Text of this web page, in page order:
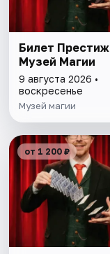
Билет Престиж
Музей Магии
9 августа 2026 •
воскресенье
Музей магии
от 1 200 ₽